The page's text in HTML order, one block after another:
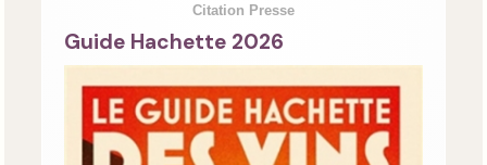
Citation Presse
Guide Hachette 2026